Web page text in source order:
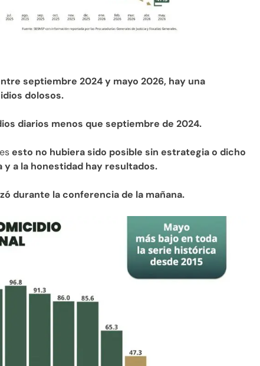
septiembre 2024 y mayo 2026, hay una
dolosos.
diarios menos que septiembre de 2024.
esto no hubiera sido posible sin estrategia o dicho
a la honestidad hay resultados.
durante la conferencia de la mañana.